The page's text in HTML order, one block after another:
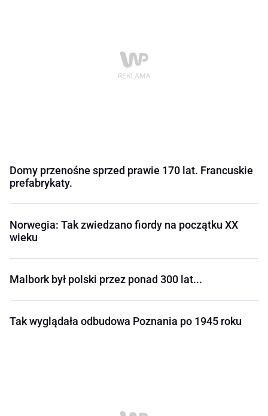
Domy przenośne sprzed prawie 170 lat. Francuskie
prefabrykaty.
Norwegia: Tak zwiedzano fiordy na początku XX
wieku
Malbork był polski przez ponad 300 lat...
Tak wyglądała odbudowa Poznania po 1945 roku